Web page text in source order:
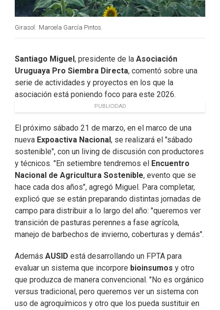
Girasol. Marcela García Pintos.
Santiago Miguel, presidente de la Asociación
Uruguaya Pro Siembra Directa, comentó sobre una
serie de actividades y proyectos en los que la
asociación está poniendo foco para este 2026.
PUBLICIDAD
El próximo sábado 21 de marzo, en el marco de una
nueva Expoactiva Nacional, se realizará el "sábado
sostenible", con un living de discusión con productores
y técnicos. "En setiembre tendremos el Encuentro
Nacional de Agricultura Sostenible, evento que se
hace cada dos años", agregó Miguel. Para completar,
explicó que se están preparando distintas jornadas de
campo para distribuir a lo largo del año: "queremos ver
transición de pasturas perennes a fase agrícola,
manejo de barbechos de invierno, coberturas y demás".
Además AUSID está desarrollando un FPTA para
evaluar un sistema que incorpore bioinsumos y otro
que produzca de manera convencional. "No es orgánico
versus tradicional, pero queremos ver un sistema con
uso de agroquímicos y otro que los pueda sustituir en